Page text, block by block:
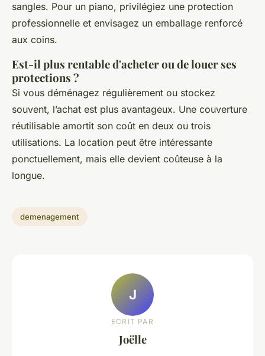
sangles. Pour un piano, privilégiez une protection
professionnelle et envisagez un emballage renforcé
aux coins.
Est-il plus rentable d'acheter ou de louer ses
protections ?
Si vous déménagez régulièrement ou stockez
souvent, l’achat est plus avantageux. Une couverture
réutilisable amortit son coût en deux ou trois
utilisations. La location peut être intéressante
ponctuellement, mais elle devient coûteuse à la
longue.
demenagement
J
ECRIT PAR
Joëlle